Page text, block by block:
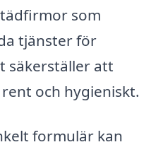
som
tjänster för
säkerställer att
och hygieniskt.
formulär kan